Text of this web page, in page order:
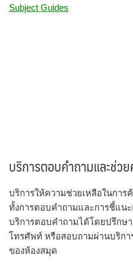
Subject Guides
บริการตอบคำถามและช่ว
บริการให้ความช่วยเหลือในการ
ทั้งการตอบคำถามและการชี้แน
บริการตอบคำถามได้โดยปรึกษ
โทรศัพท์ หรือสอบถามผ่านบริกา
ของห้องสมุด